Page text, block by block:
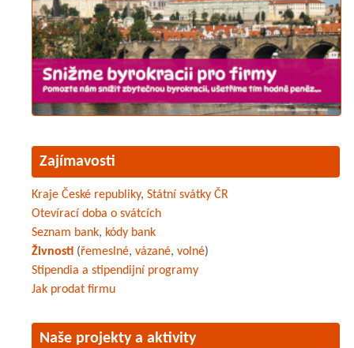
Zajímavosti
Kraje České republiky, Státní svátky ČR
Otevírací doba o svátcích
Seznam bank, kódy bank
Živnosti (řemeslné, vázané, volné)
Stipendia a stipendijní programy
Jak prodat firmu
Naše projekty a aktivity